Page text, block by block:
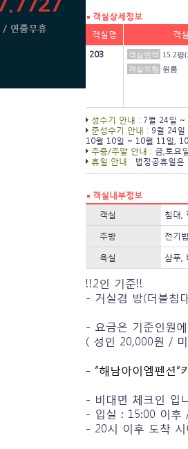
객실상세정보
객실명
객
203
객실면적
15.2평
객실유형
원룸
성수기 안내 : 7월 24일 ~
준성수기 안내 : 9월 24
10월 10일 ~ 10월 11일,
주중/주말 안내 : 금,토요
휴일 안내 : 법정공휴일
객실내부정보
객실
침대,
주방 전기
욕실 샴푸,
!!2인 기준!!
- 거실겸 방(더블침
- 요금은 기준인원
( 성인 20,000원 /
- “해남아이엠펜션”
- 비대면 체크인 입
- 입실 : 15:00 이후
- 20시 이후 도착